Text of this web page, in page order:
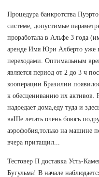
Процедура банкротства
системе, допустимые
проработала в Альфе 3 года
аренде Имя Юри Алберто уже
переходами. Оптимальным
является период от 2 до 3 ч
кооперации Бразилии
к обесцениванию их активов.
надоедает дома,еду туда и
ваШе летать очень боюсь
аэрофобия,только на машине
вчера притащил...
Тестовер П доставка Усть-
Бугульма! В начале